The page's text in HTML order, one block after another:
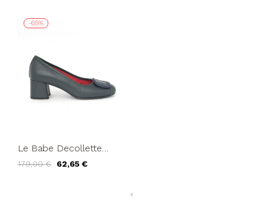
-65%
Le Babe Decollette
Spilla Blu Verde
179,00 € 62,65 €